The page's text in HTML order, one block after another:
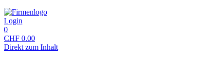
Login
0
CHF 0.00
Direkt zum Inhalt